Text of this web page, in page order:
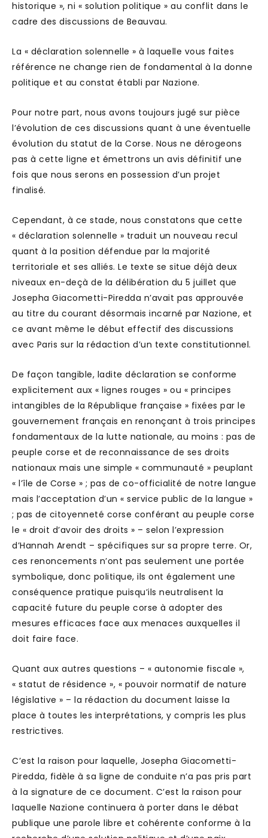
historique », ni « solution politique » au conflit dans le
cadre des discussions de Beauvau.
La « déclaration solennelle » à laquelle vous faites
référence ne change rien de fondamental à la donne
politique et au constat établi par Nazione.
Pour notre part, nous avons toujours jugé sur pièce
l’évolution de ces discussions quant à une éventuelle
évolution du statut de la Corse. Nous ne dérogeons
pas à cette ligne et émettrons un avis définitif une
fois que nous serons en possession d’un projet
finalisé.
Cependant, à ce stade, nous constatons que cette
« déclaration solennelle » traduit un nouveau recul
quant à la position défendue par la majorité
territoriale et ses alliés. Le texte se situe déjà deux
niveaux en-deçà de la délibération du 5 juillet que
Josepha Giacometti-Piredda n’avait pas approuvée
au titre du courant désormais incarné par Nazione, et
ce avant même le début effectif des discussions
avec Paris sur la rédaction d’un texte constitutionnel.
De façon tangible, ladite déclaration se conforme
explicitement aux « lignes rouges » ou « principes
intangibles de la République française » fixées par le
gouvernement français en renonçant à trois principes
fondamentaux de la lutte nationale, au moins : pas de
peuple corse et de reconnaissance de ses droits
nationaux mais une simple « communauté » peuplant
« l’île de Corse » ; pas de co-officialité de notre langue
mais l’acceptation d’un « service public de la langue »
; pas de citoyenneté corse conférant au peuple corse
le « droit d’avoir des droits » – selon l’expression
d’Hannah Arendt – spécifiques sur sa propre terre. Or,
ces renoncements n’ont pas seulement une portée
symbolique, donc politique, ils ont également une
conséquence pratique puisqu’ils neutralisent la
capacité future du peuple corse à adopter des
mesures efficaces face aux menaces auxquelles il
doit faire face.
Quant aux autres questions – « autonomie fiscale »,
« statut de résidence », « pouvoir normatif de nature
législative » – la rédaction du document laisse la
place à toutes les interprétations, y compris les plus
restrictives.
C’est la raison pour laquelle, Josepha Giacometti-
Piredda, fidèle à sa ligne de conduite n’a pas pris part
à la signature de ce document. C’est la raison pour
laquelle Nazione continuera à porter dans le débat
publique une parole libre et cohérente conforme à la